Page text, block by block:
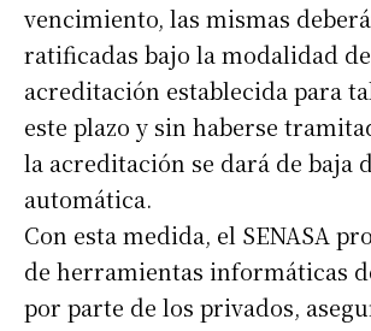
vencimiento, las mismas
ratificadas bajo la modalidad
acreditación establecida para
este plazo y sin haberse
la acreditación se dará de baja
automática.
Con esta medida, el SENASA
de herramientas informáticas
por parte de los privados,